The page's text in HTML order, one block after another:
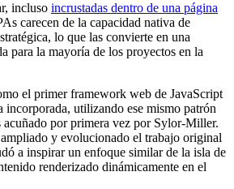
incluso incrustadas dentro de una página
carecen de la capacidad nativa de
lo que las convierte en una
para la mayoría de los proyectos en la
el primer framework web de JavaScript
incorporada, utilizando ese mismo patrón
acuñado por primera vez por Sylor-Miller.
y evolucionado el trabajo original
a inspirar un enfoque similar de la isla de
renderizado dinámicamente en el